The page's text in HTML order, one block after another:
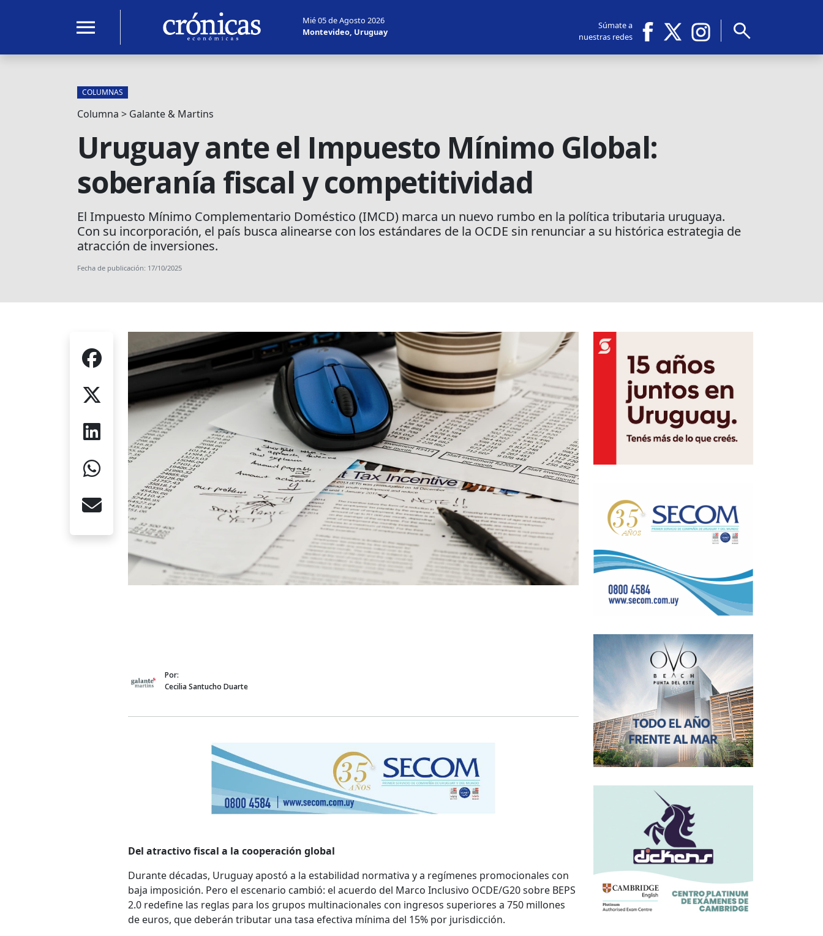
menu
Mié 05 de Agosto 2026
Montevideo, Uruguay
Súmate a
nuestras redes
search
COLUMNAS
Columna > Galante & Martins
Uruguay ante el Impuesto Mínimo Global:
soberanía fiscal y competitividad
El Impuesto Mínimo Complementario Doméstico (IMCD) marca un nuevo rumbo en la política tributaria uruguaya.
Con su incorporación, el país busca alinearse con los estándares de la OCDE sin renunciar a su histórica estrategia de
atracción de inversiones.
Fecha de publicación: 17/10/2025
Por:
Cecilia Santucho Duarte
Del atractivo fiscal a la cooperación global
Durante décadas, Uruguay apostó a la estabilidad normativa y a regímenes promocionales con
baja imposición. Pero el escenario cambió: el acuerdo del Marco Inclusivo OCDE/G20 sobre BEPS
2.0 redefine las reglas para los grupos multinacionales con ingresos superiores a 750 millones
de euros, que deberán tributar una tasa efectiva mínima del 15% por jurisdicción.